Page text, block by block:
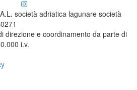
società adriatica lagunare società
direzione e coordinamento da parte di
i.v.